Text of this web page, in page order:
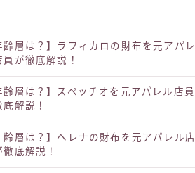
齢層は？】ラフィカロの財布を元アパレ
員が徹底解説！
齢層は？】スペッチオを元アパレル店員
底解説！
齢層は？】ヘレナの財布を元アパレル店
徹底解説！